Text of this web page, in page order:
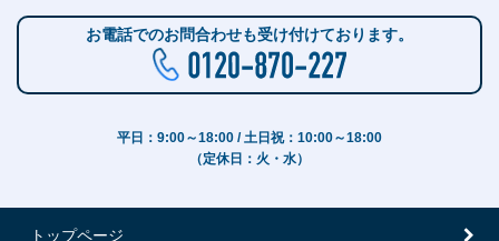
お電話でのお問合わせも受け付けております。
平日：9:00～18:00 / 土日祝：10:00～18:00
（定休日：火・水）
トップページ